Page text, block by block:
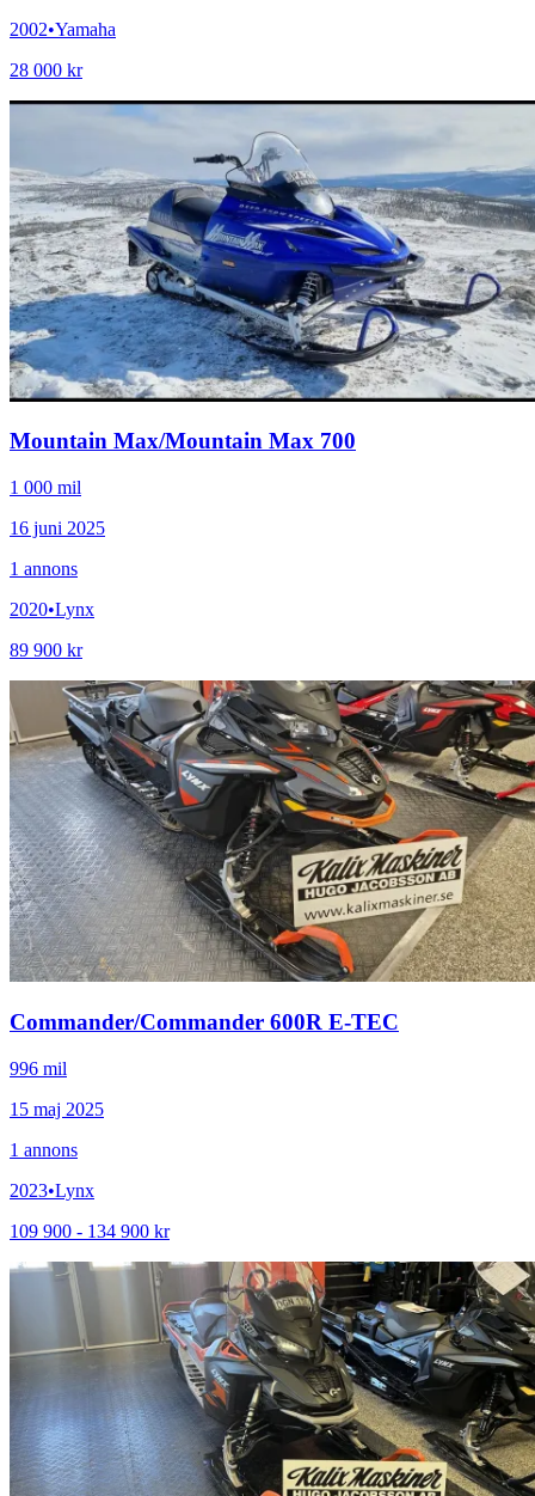
2002•Yamaha
28 000 kr
Mountain Max/Mountain Max 700
1 000 mil
16 juni 2025
1 annons
2020•Lynx
89 900 kr
Commander/Commander 600R E-TEC
996 mil
15 maj 2025
1 annons
2023•Lynx
109 900 - 134 900 kr